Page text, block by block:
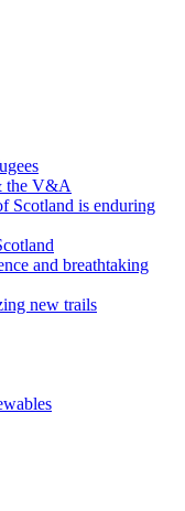
the V&A
Scotland is enduring
and breathtaking
new trails